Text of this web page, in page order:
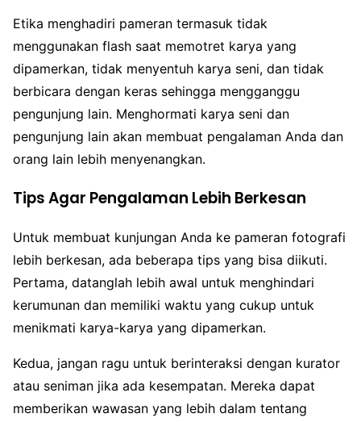
Etika menghadiri pameran termasuk tidak
menggunakan flash saat memotret karya yang
dipamerkan, tidak menyentuh karya seni, dan tidak
berbicara dengan keras sehingga mengganggu
pengunjung lain. Menghormati karya seni dan
pengunjung lain akan membuat pengalaman Anda dan
orang lain lebih menyenangkan.
Tips Agar Pengalaman Lebih Berkesan
Untuk membuat kunjungan Anda ke pameran fotografi
lebih berkesan, ada beberapa tips yang bisa diikuti.
Pertama, datanglah lebih awal untuk menghindari
kerumunan dan memiliki waktu yang cukup untuk
menikmati karya-karya yang dipamerkan.
Kedua, jangan ragu untuk berinteraksi dengan kurator
atau seniman jika ada kesempatan. Mereka dapat
memberikan wawasan yang lebih dalam tentang